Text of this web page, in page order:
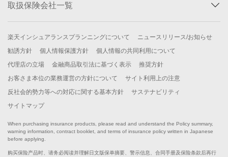
取扱保険会社一覧
楽天インシュアランスプランニングについて
ニュースリリース/お知らせ
勧誘方針
個人情報保護方針
個人情報の共同利用について
代理店の立場
金融商品取引法に基づく表示
推奨方針
お客さま本位の業務運営の方針について
サイト利用上の注意
反社会的勢力等への対応に関する基本方針
サステナビリティ
サイトマップ
When purchasing insurance products, please read and understand the Policy summary,
warning information, contract booklet, and terms of insurance policy written in Japanese
before applying.
购买保险产品时、请务必阅读并理解日文版保单摘要、警示信息、合同手册及保险条款后再行